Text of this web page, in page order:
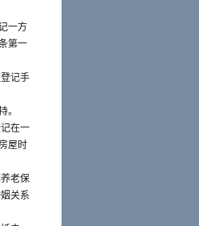
一方
第一
记手
。
在一
屋时
老保
关系